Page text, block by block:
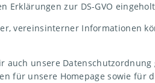
zur DS-GVO
vereinsinterner Informationen
auch unsere
für unsere Homepage sowie für